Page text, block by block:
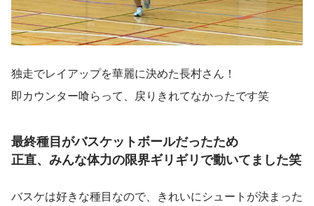
独走でレイアップを華麗に決めた長村さん！
即カウンター喰らって、戻りきれてなかったです笑
最終種目がバスケットボールだったため
正直、みんな体力の限界ギリギリで動いてました笑
バスケは好きな種目なので、きれいにシュートが決まった